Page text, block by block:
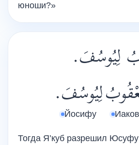
юноши?»
لِيُوسُفَ.
Иаков
لِيُوسُفَ.
Йосифу
Тогда Я’куб разрешил Юсуфу